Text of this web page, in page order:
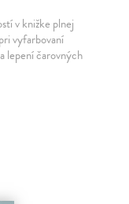
v knižke plnej
vyfarbovaní
lepení čarovných